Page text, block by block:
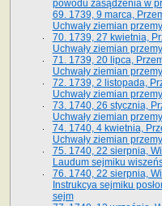
powodu zasądzenia w
69. 1739, 9 marca,
Uchwały ziemian
70. 1739, 27 kwietnia,
Uchwały ziemian
71. 1739, 20 lipca,
Uchwały ziemian
72. 1739, 2 listopada,
Uchwały ziemian
73. 1740, 26 stycznia,
Uchwały ziemian
74. 1740, 4 kwietnia,
Uchwały ziemian
75. 1740, 22 sierpnia,
Laudum sejmiku
76. 1740, 22 sierpnia,
Instrukcya sejmiku
sejm